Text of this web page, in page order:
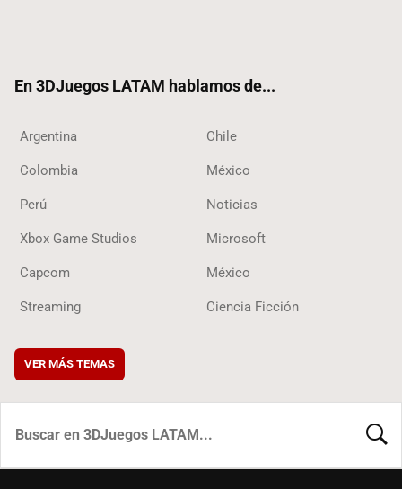
En 3DJuegos LATAM hablamos de...
Argentina Chile
Colombia México
Perú Noticias
Xbox Game Studios Microsoft
Capcom México
Streaming Ciencia Ficción
VER MÁS TEMAS